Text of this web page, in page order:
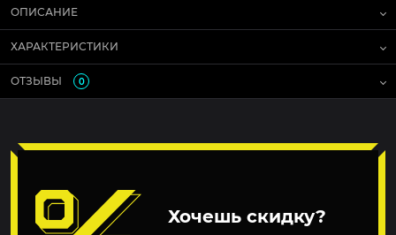
ОПИСАНИЕ
ХАРАКТЕРИСТИКИ
ОТЗЫВЫ 0
Хочешь скидку?